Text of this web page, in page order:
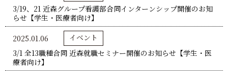
3/19、21 近森グループ看護部合同インターンシップ開催のお知
らせ【学生・医療者向け】
2025.01.06
イベント
3/1 全13職種合同 近森就職セミナー開催のお知らせ【学生・医
療者向け】